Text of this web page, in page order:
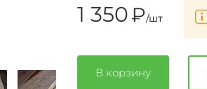
1 350₽/шт
В корзину